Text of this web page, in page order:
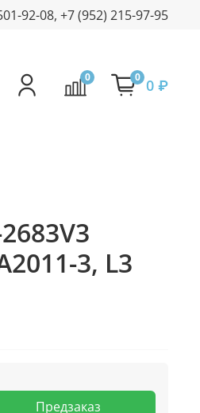
92-08, +7 (952) 215-97-95
0 0 0 ₽
3, L3
Предзаказ